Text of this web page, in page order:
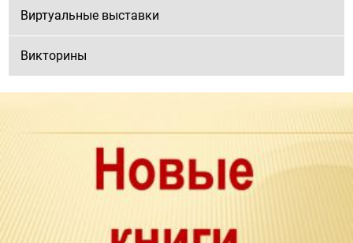
Виртуальные выставки
Викторины